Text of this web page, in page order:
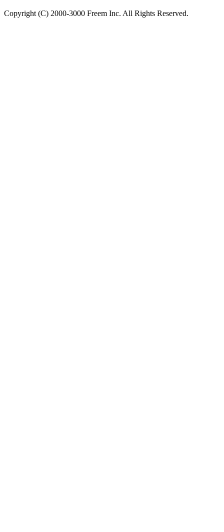
Copyright (C) 2000-3000 Freem Inc. All Rights Reserved.